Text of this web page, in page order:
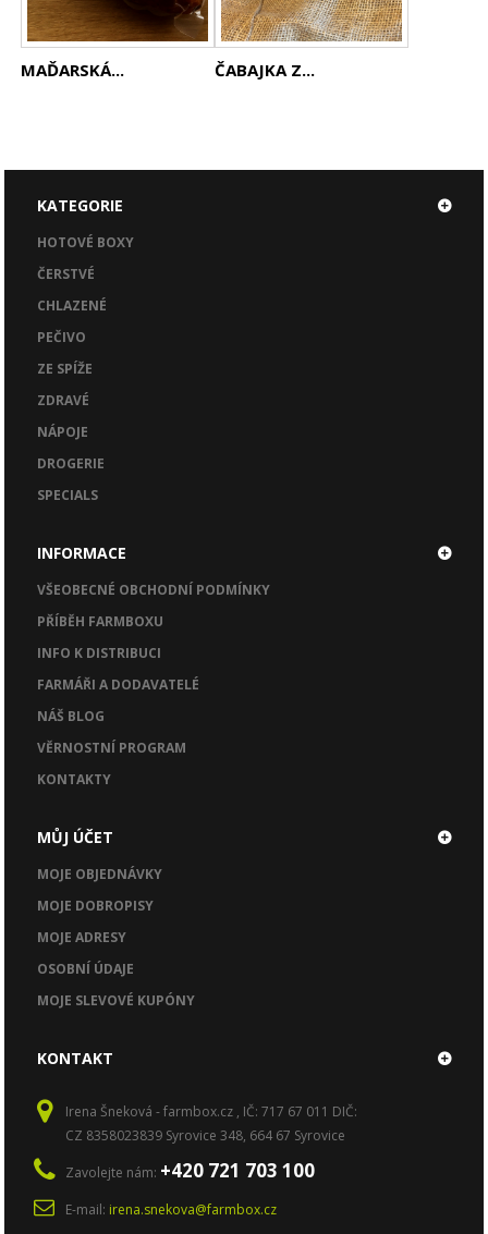
MAĎARSKÁ... ČABAJKA Z...
KATEGORIE
HOTOVÉ BOXY
ČERSTVÉ
CHLAZENÉ
PEČIVO
ZE SPÍŽE
ZDRAVÉ
NÁPOJE
DROGERIE
SPECIALS
INFORMACE
VŠEOBECNÉ OBCHODNÍ PODMÍNKY
PŘÍBĚH FARMBOXU
INFO K DISTRIBUCI
FARMÁŘI A DODAVATELÉ
NÁŠ BLOG
VĚRNOSTNÍ PROGRAM
KONTAKTY
MŮJ ÚČET
MOJE OBJEDNÁVKY
MOJE DOBROPISY
MOJE ADRESY
OSOBNÍ ÚDAJE
MOJE SLEVOVÉ KUPÓNY
KONTAKT
Irena Šneková - farmbox.cz , IČ: 717 67 011 DIČ:
CZ 8358023839 Syrovice 348, 664 67 Syrovice
Zavolejte nám: +420 721 703 100
E-mail: irena.snekova@farmbox.cz